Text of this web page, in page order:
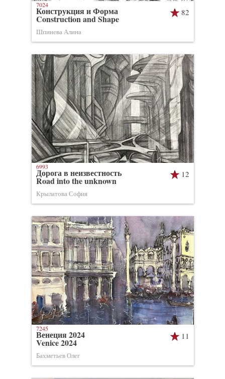
82
Конструкция и Форма
Construction and Shape
Шпинева Алина
7024
12
Дорога в неизвестность
Road into the unknown
Крылатова София
6993
11
Венеция 2024
Venice 2024
Бахметьев Олег
7245